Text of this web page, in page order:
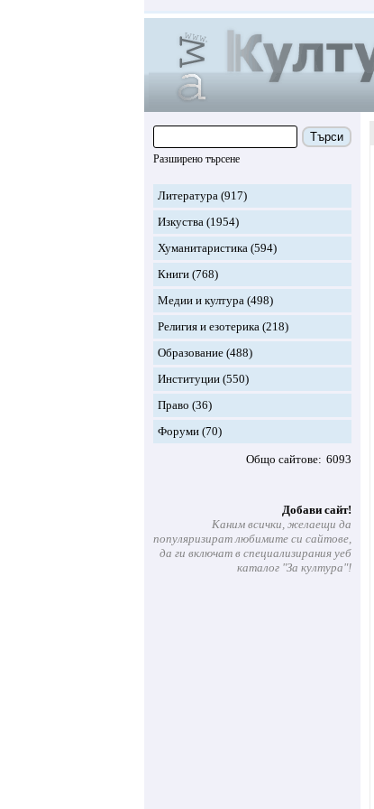
Търси
Разширено търсене
Литература (917)
Изкуства (1954)
Хуманитаристика (594)
Книги (768)
Медии и култура (498)
Религия и езотерика (218)
Образование (488)
Институции (550)
Право (36)
Форуми (70)
Общо сайтове 6093
Добави сайт!
Каним всички, желаещи да
популяризират любимите си сайтове,
да ги включат в специализирания уеб
каталог "За култура"!